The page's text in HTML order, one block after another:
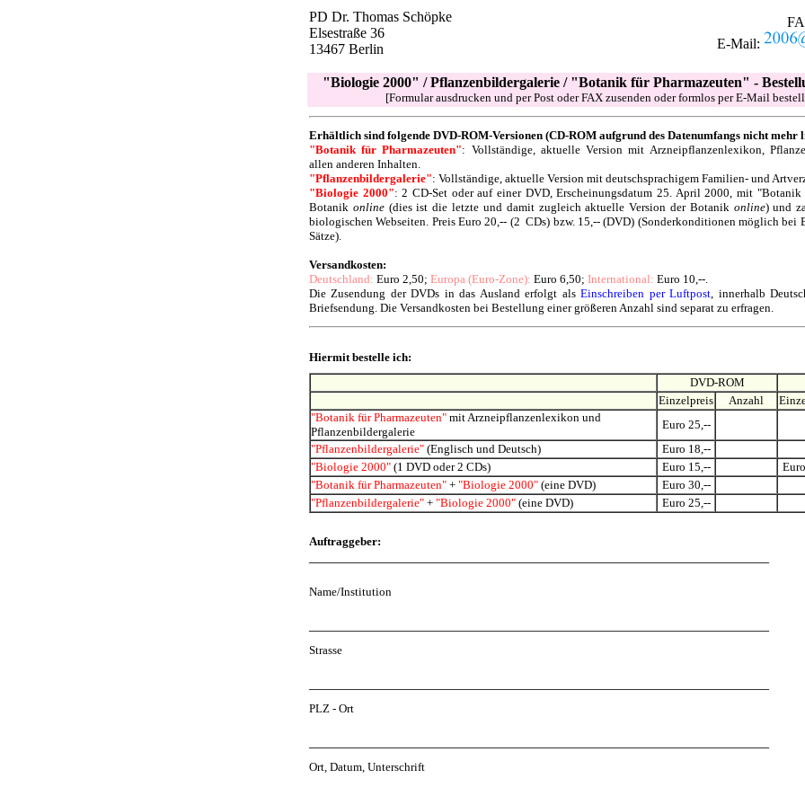
PD Dr. Thomas Schöpke
Elsestraße 36
13467 Berlin
E-Mail:
"Biologie 2000" / Pflanzenbildergalerie / "Botanik für Pharmazeuten" -
[Formular ausdrucken und per Post oder FAX zusenden oder formlos per E-Mail
Erhältlich sind folgende DVD-ROM-Versionen (CD-ROM aufgrund des Datenumfangs nicht mehr
"Botanik für Pharmazeuten": Vollständige, aktuelle Version mit Arzneipflanzenlexikon,
allen anderen Inhalten.
"Pflanzenbildergalerie": Vollständige, aktuelle Version mit deutschsprachigem Familien- und
"Biologie 2000": 2 CD-Set oder auf einer DVD, Erscheinungsdatum 25. April 2000, mit "Botanik
Botanik online(dies ist die letzte und damit zugleich aktuelle Version der Botanik online) und
biologischen Webseiten. Preis Euro 20,-- (2 CDs) bzw. 15,-- (DVD) (Sonderkonditionen möglich bei
Sätze).
Versandkosten:
Deutschland: Euro 2,50; Europa (Euro-Zone): Euro 6,50; International: Euro 10,--.
Die Zusendung der DVDs in das Ausland erfolgt alsEinschreiben per Luftpost, innerhalb
Briefsendung. Die Versandkosten bei Bestellung einer größeren Anzahl sind separat zu erfragen.
Hiermit bestelle ich:
DVD-ROM
Einzelpreis
Anzahl
"Botanik für Pharmazeuten" mit Arzneipflanzenlexikon und
Pflanzenbildergalerie
Euro 25,--
"Pflanzenbildergalerie" (Englisch und Deutsch)
Euro 18,--
"Biologie 2000" (1 DVD oder 2 CDs) Euro 15,--
"Botanik für Pharmazeuten" + "Biologie 2000" (eine DVD)
Euro 30,--
"Pflanzenbildergalerie" + "Biologie 2000" (eine DVD) Euro 25,--
Auftraggeber:
Name/Institution
Strasse
PLZ - Ort
Ort, Datum, Unterschrift